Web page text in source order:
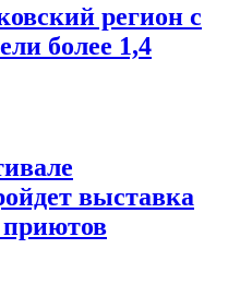
регион с
более 1,4
выставка